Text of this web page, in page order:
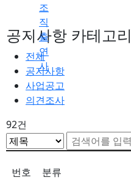
조
직
출
연
사
공지사항 카테고리
전체
공지사항
사업공고
의견조사
92건
번호 분류